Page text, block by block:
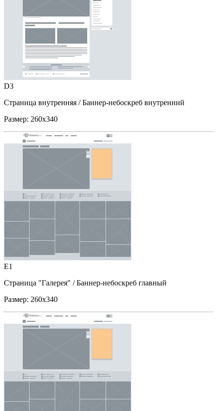
D3
Страница внутренняя / Баннер-небоскреб внутренний
Размер: 260x340
E1
Страница "Галерея" / Баннер-небоскреб главный
Размер: 260x340